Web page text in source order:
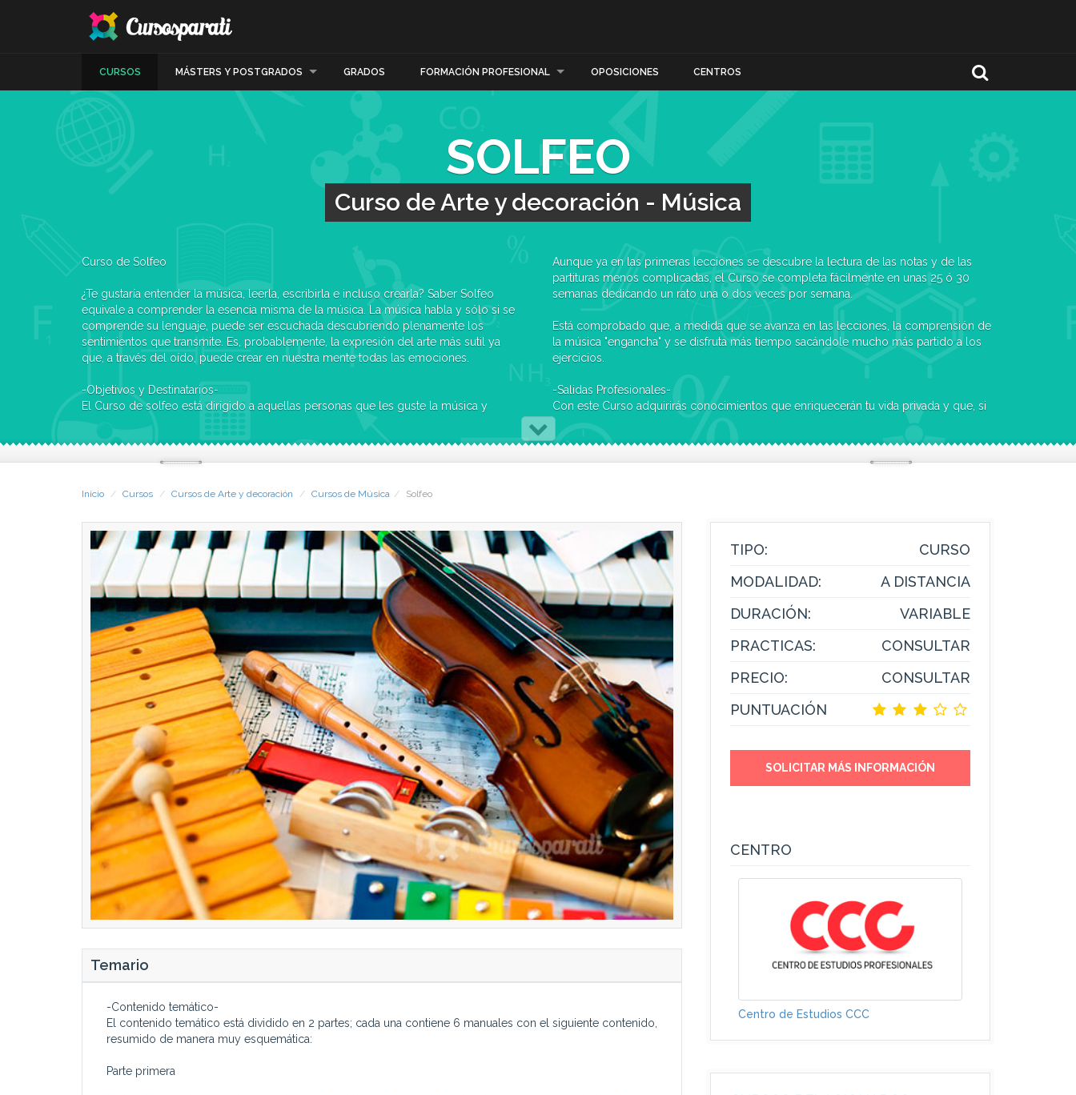
CURSOS MÁSTERS Y POSTGRADOS GRADOS FORMACIÓN PROFESIONAL OPOSICIONES CENTROS
SOLFEO
Curso de Arte y decoración - Música
Curso de Solfeo
¿Te gustaría entender la música, leerla, escribirla e incluso crearla? Saber Solfeo
equivale a comprender la esencia misma de la música. La música habla y sólo si se
comprende su lenguaje, puede ser escuchada descubriendo plenamente los
sentimientos que transmite. Es, probablemente, la expresión del arte más sutil ya
que, a través del oído, puede crear en nuestra mente todas las emociones.
-Objetivos y Destinatarios-
El Curso de solfeo está dirigido a aquellas personas que les guste la música y
quieran sentir y comprender su lenguaje, e incluso escribir sus propias melodías.
Aunque ya en las primeras lecciones se descubre la lectura de las notas y de las
partituras menos complicadas, el Curso se completa fácilmente en unas 25 ó 30
semanas dedicando un rato una o dos veces por semana.
Está comprobado que, a medida que se avanza en las lecciones, la comprensión de
la música "engancha" y se disfruta más tiempo sacándole mucho más partido a los
ejercicios.
-Salidas Profesionales-
Con este Curso adquirirás conocimientos que enriquecerán tu vida privada y que, si
lo deseas, te abrirán puertas a un mundo laboral como músico profesional.
Inicio Cursos Cursos de Arte y decoración Cursos de Música Solfeo
Temario
-Contenido temático-
El contenido temático está dividido en 2 partes; cada una contiene 6 manuales con el siguiente contenido,
resumido de manera muy esquemática:
Parte primera
TIPO:
CURSO
MODALIDAD:
A DISTANCIA
DURACIÓN:
VARIABLE
PRACTICAS:
CONSULTAR
PRECIO:
CONSULTAR
PUNTUACIÓN
SOLICITAR MÁS INFORMACIÓN
CENTRO
Centro de Estudios CCC